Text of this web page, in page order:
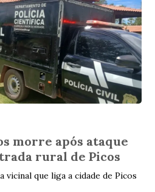
morre após ataque
rural de Picos
vicinal que liga a cidade de Picos